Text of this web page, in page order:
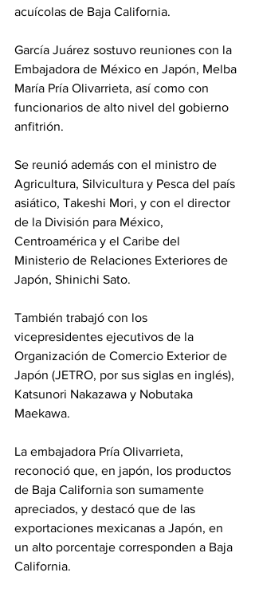
acuícolas de Baja California.
García Juárez sostuvo reuniones con la
Embajadora de México en Japón, Melba
María Pría Olivarrieta, así como con
funcionarios de alto nivel del gobierno
anfitrión.
Se reunió además con el ministro de
Agricultura, Silvicultura y Pesca del país
asiático, Takeshi Mori, y con el director
de la División para México,
Centroamérica y el Caribe del
Ministerio de Relaciones Exteriores de
Japón, Shinichi Sato.
También trabajó con los
vicepresidentes ejecutivos de la
Organización de Comercio Exterior de
Japón (JETRO, por sus siglas en inglés),
Katsunori Nakazawa y Nobutaka
Maekawa.
La embajadora Pría Olivarrieta,
reconoció que, en japón, los productos
de Baja California son sumamente
apreciados, y destacó que de las
exportaciones mexicanas a Japón, en
un alto porcentaje corresponden a Baja
California.